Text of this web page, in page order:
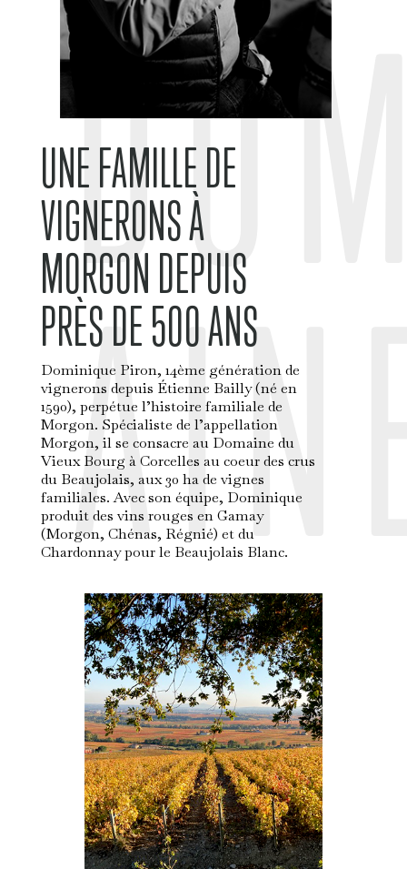
UNE FAMILLE DE
VIGNERONS À
MORGON DEPUIS
PRÈS DE 500 ANS
Dominique Piron, 14ème génération de
vignerons depuis Étienne Bailly (né en
1590), perpétue l’histoire familiale de
Morgon. Spécialiste de l’appellation
Morgon, il se consacre au Domaine du
Vieux Bourg à Corcelles au coeur des crus
du Beaujolais, aux 30 ha de vignes
familiales. Avec son équipe, Dominique
produit des vins rouges en Gamay
(Morgon, Chénas, Régnié) et du
Chardonnay pour le Beaujolais Blanc.